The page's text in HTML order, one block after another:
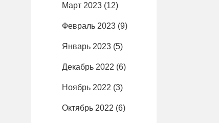
Март 2023 (12)
Февраль 2023 (9)
Январь 2023 (5)
Декабрь 2022 (6)
Ноябрь 2022 (3)
Октябрь 2022 (6)